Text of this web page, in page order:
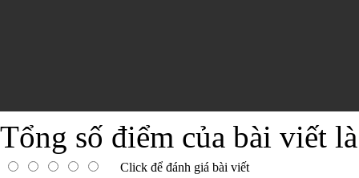
Tổng số điểm của bài viết
Click để đánh giá bài viết